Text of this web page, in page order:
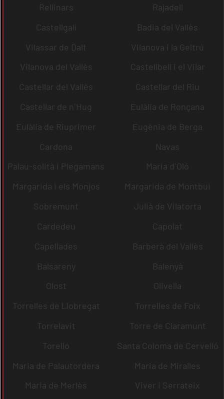
Rellinars
Rajadell
Castellgalí
Badia del Vallès
Vilassar de Dalt
Vilanova i la Geltrú
Vilanova del Vallès
Castellbell i el Vilar
Castellar del Vallès
Castellar del Riu
Castellar de n´Hug
Eulàlia de Ronçana
Eulàlia de Riuprimer
Eugènia de Berga
Cardona
Navas
Palau-solità i Plegamans
Maria d´Oló
Margarida i els Monjos
Margarida de Montbui
Sobremunt
Julià de Vilatorta
Cardedeu
Capolat
Capellades
Barberà del Vallès
Balsareny
Balenyà
Olost
Olivella
Torrelles de Llobregat
Torrelles de Foix
Torrelavit
Torre de Claramunt
Torelló
Santa Coloma de Cervelló
Maria de Palautordera
Maria de Miralles
Maria de Merlès
Viver i Serrateix